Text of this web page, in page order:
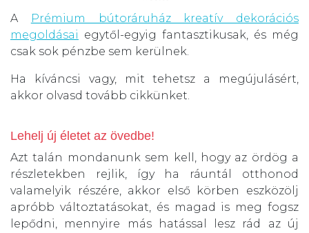
A
Prémium bútoráruház kreatív dekorációs
megoldásai egytől-egyig fantasztikusak, és még
csak sok pénzbe sem kerülnek.
Ha kíváncsi vagy, mit tehetsz a megújulásért,
akkor olvasd tovább cikkünket.
Lehelj új életet az övedbe!
Azt talán mondanunk sem kell, hogy az ördög a
részletekben rejlik, így ha ráuntál otthonod
valamelyik részére, akkor első körben eszközölj
apróbb változtatásokat, és magad is meg fogsz
lepődni, mennyire más hatással lesz rád az új